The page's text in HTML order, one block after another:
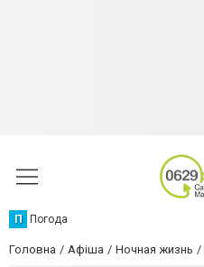
П Погода
Головна Афіша Ночная жизнь